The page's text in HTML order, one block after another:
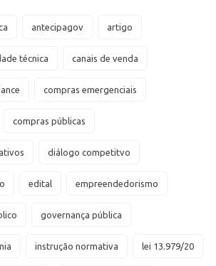
antecipagov artigo
técnica canais de venda
compras emergenciais
compras públicas
diálogo competitvo
edital empreendedorismo
governança pública
instrução normativa lei 13.979/20